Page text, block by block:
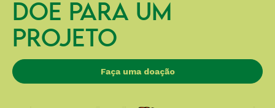
DOE PARA UM
PROJETO
Faça uma doação